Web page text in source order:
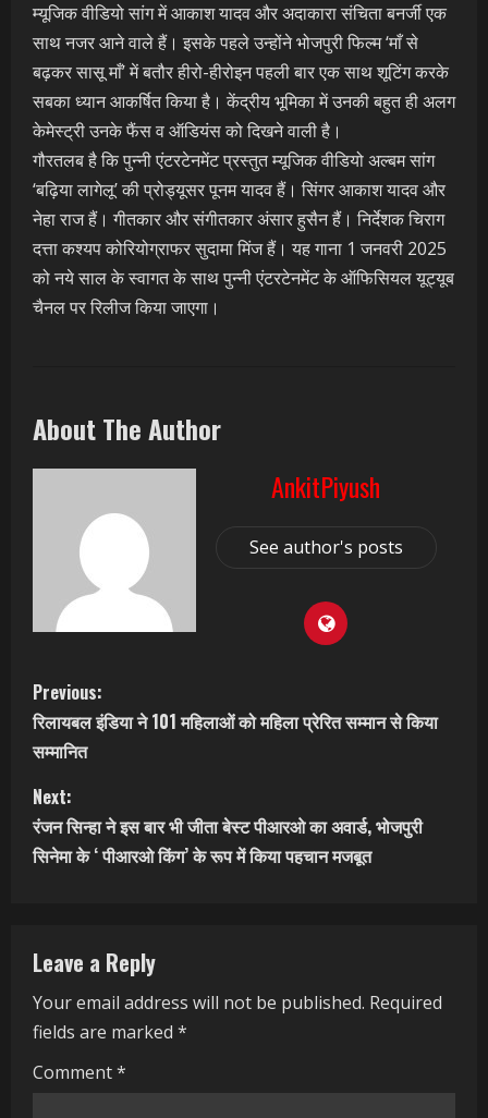
म्यूजिक वीडियो सांग में आकाश यादव और अदाकारा संचिता बनर्जी एक
साथ नजर आने वाले हैं। इसके पहले उन्होंने भोजपुरी फिल्म ‘माँ से
बढ़कर सासू माँ’ में बतौर हीरो-हीरोइन पहली बार एक साथ शूटिंग करके
सबका ध्यान आकर्षित किया है। केंद्रीय भूमिका में उनकी बहुत ही अलग
केमेस्ट्री उनके फैंस व ऑडियंस को दिखने वाली है।
गौरतलब है कि पुन्नी एंटरटेनमेंट प्रस्तुत म्यूजिक वीडियो अल्बम सांग
‘बढ़िया लागेलू’ की प्रोड्यूसर पूनम यादव हैं। सिंगर आकाश यादव और
नेहा राज हैं। गीतकार और संगीतकार अंसार हुसैन हैं। निर्देशक चिराग
दत्ता कश्यप कोरियोग्राफर सुदामा मिंज हैं। यह गाना 1 जनवरी 2025
को नये साल के स्वागत के साथ पुन्नी एंटरटेनमेंट के ऑफिसियल यूट्यूब
चैनल पर रिलीज किया जाएगा।
About The Author
AnkitPiyush
See author's posts
C
o
n
t
u
e
R
Previous:
रिलायबल इंडिया ने 101 महिलाओं को महिला प्रेरित सम्मान से किया
सम्मानित
Next:
रंजन सिन्हा ने इस बार भी जीता बेस्ट पीआरओ का अवार्ड, भोजपुरी
सिनेमा के ‘ पीआरओ किंग’ के रूप में किया पहचान मजबूत
Leave a Reply
Your email address will not be published. Required
fields are marked *
Comment*